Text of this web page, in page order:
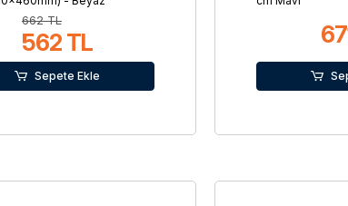
662 TL
562 TL
Sepete Ekle